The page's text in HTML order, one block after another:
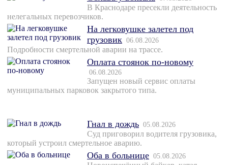
В Краснодаре пресекли деятельность
нелегальных перевозчиков.
На легковушке залетел под
грузовик 06.08.2026
Подробности смертельной аварии на трассе.
Оплата стоянок по-новому
06.08.2026
Запущен новый сервис оплаты
муниципальных парковок закрытого типа.
Гнал в дождь 05.08.2026
Суд приговорил водителя грузовика,
который устроил смертельное аварию.
Оба в больнице 05.08.2026